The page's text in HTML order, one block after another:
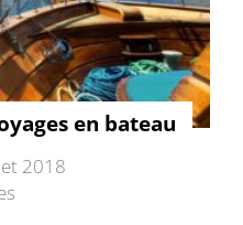
en bateau
2018